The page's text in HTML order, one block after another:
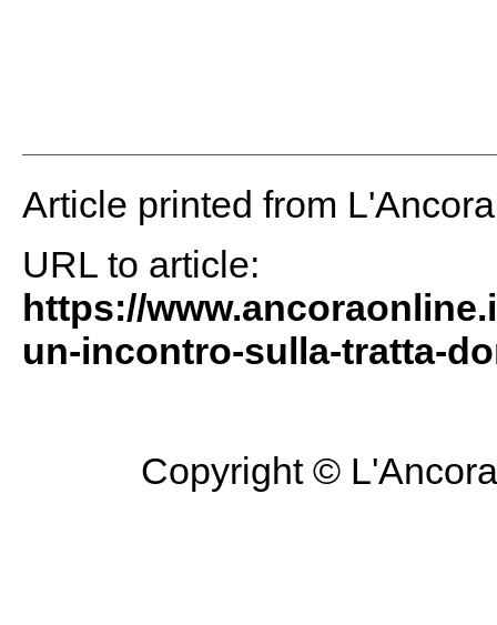
Article printed from
URL to article:
https://
un-incontro-sulla-tratta-
Copyright ©